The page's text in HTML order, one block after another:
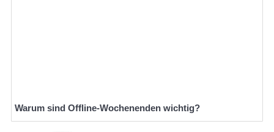
Warum sind Offline-Wochenenden wichtig?